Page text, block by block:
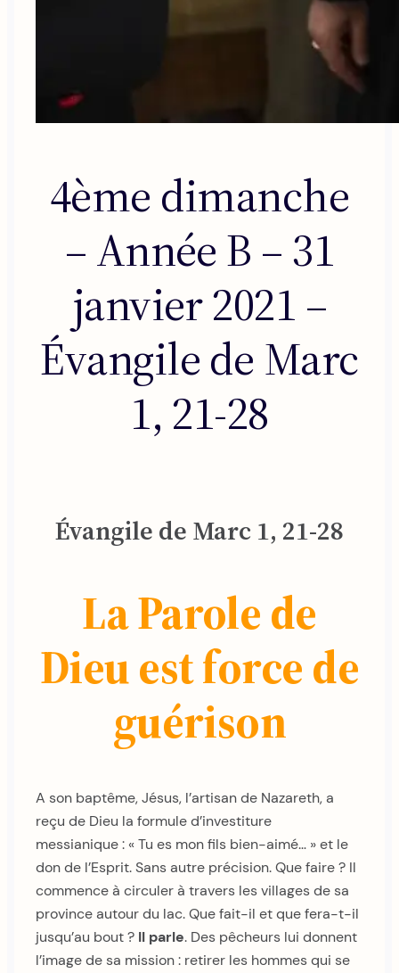
4ème dimanche
– Année B – 31
janvier 2021 –
Évangile de Marc
1, 21-28
Évangile de Marc 1, 21-28
La Parole de
Dieu est force de
guérison
A son baptême, Jésus, l’artisan de Nazareth, a
reçu de Dieu la formule d’investiture
messianique : « Tu es mon fils bien-aimé… » et le
don de l’Esprit. Sans autre précision. Que faire ? Il
commence à circuler à travers les villages de sa
province autour du lac. Que fait-il et que fera-t-il
jusqu’au bout ? Il parle. Des pêcheurs lui donnent
l’image de sa mission : retirer les hommes qui se